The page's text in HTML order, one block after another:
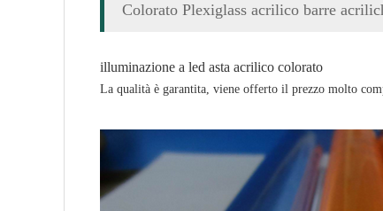
Colorato Plexiglass acrilico barre
illuminazione a led asta acrilico colorato
La qualità è garantita, viene offerto il prezzo molto